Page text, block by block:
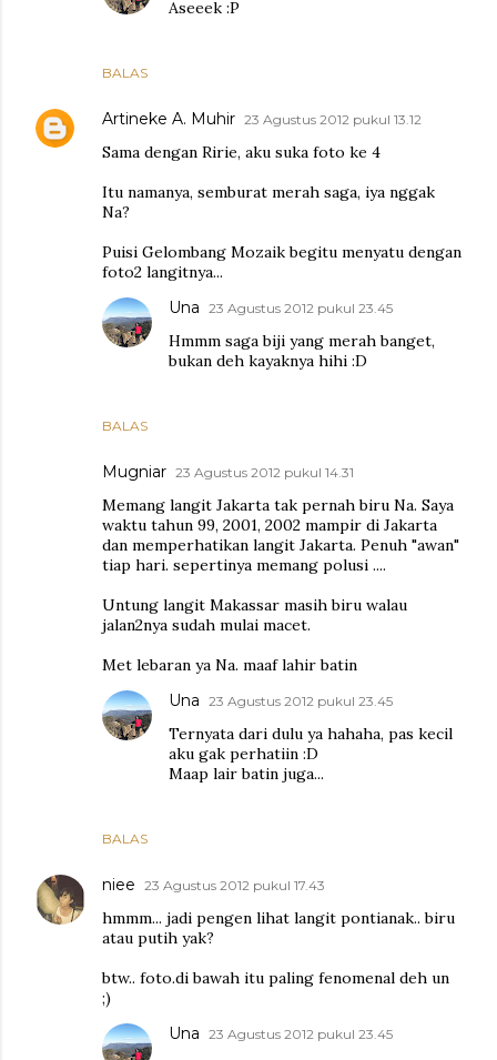
BALAS
Aseeek :P
Artineke A. Muhir 23 Agustus 2012 pukul 13.12
Sama dengan Ririe, aku suka foto ke 4
Itu namanya, semburat merah saga, iya nggak
Na?
Puisi Gelombang Mozaik begitu menyatu dengan
foto2 langitnya...
BALAS
Una 23 Agustus 2012 pukul 23.45
Hmmm saga biji yang merah banget,
bukan deh kayaknya hihi :D
Mugniar 23 Agustus 2012 pukul 14.31
Memang langit Jakarta tak pernah biru Na. Saya
waktu tahun 99, 2001, 2002 mampir di Jakarta
dan memperhatikan langit Jakarta. Penuh "awan"
tiap hari. sepertinya memang polusi ....
Untung langit Makassar masih biru walau
jalan2nya sudah mulai macet.
Met lebaran ya Na. maaf lahir batin
BALAS
Una 23 Agustus 2012 pukul 23.45
Ternyata dari dulu ya hahaha, pas kecil
aku gak perhatiin :D
Maap lair batin juga...
niee 23 Agustus 2012 pukul 17.43
hmmm... jadi pengen lihat langit pontianak.. biru
atau putih yak?
btw.. foto.di bawah itu paling fenomenal deh un
;)
Una 23 Agustus 2012 pukul 23.45